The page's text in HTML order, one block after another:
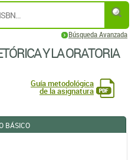
Búsqueda Avanzada
Y LA ORATORIA
Guía metodológica
de la asignatura
BÁSICO